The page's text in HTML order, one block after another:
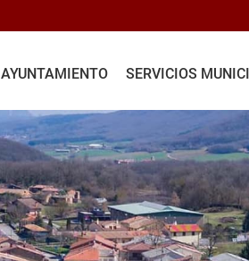
AYUNTAMIENTO SERVICIOS